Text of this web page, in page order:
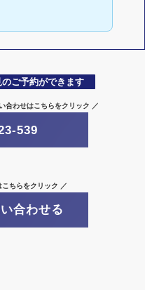
ご予約ができます
合わせはこちらをクリック ／
539
ちらをクリック ／
合わせる